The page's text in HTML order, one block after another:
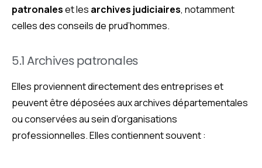
patronaleset les archives judiciaires, notamment
celles des conseils de prud’hommes.
5.1 Archives patronales
Elles proviennent directement des entreprises et
peuvent être déposées aux archives départementales
ou conservées au sein d’organisations
professionnelles. Elles contiennent souvent :